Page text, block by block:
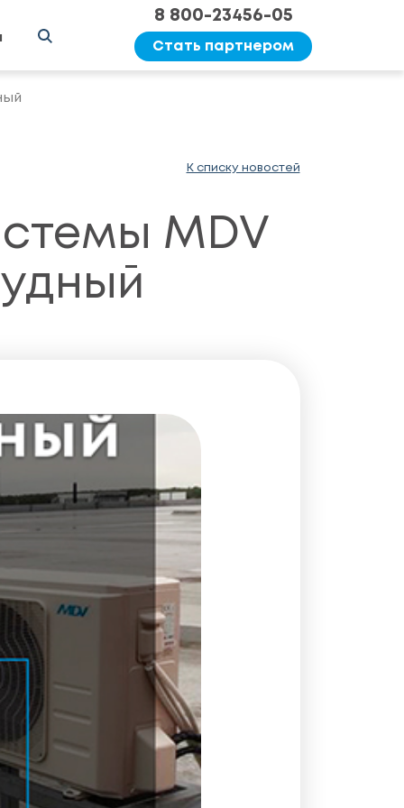
8 800-23456-05
Стать партнером
MDV
К списку новостей